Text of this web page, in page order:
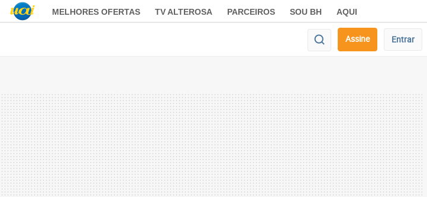
MELHORES OFERTAS TV ALTEROSA PARCEIROS SOU BH AQUI
Assine Entrar